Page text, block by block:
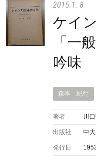
2015.1. 8
ケイ
「一
吟味
森本 紀行
著者 川
出版社 中
発行日